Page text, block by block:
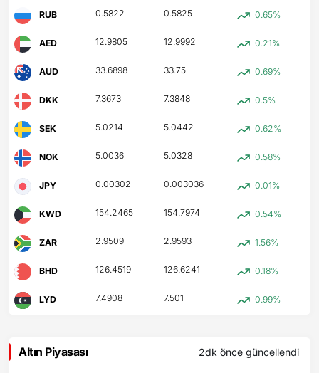
RUB 0.5822 0.5825 0.65%
AED 12.9805 12.9992 0.21%
AUD 33.6898 33.75 0.69%
DKK 7.3673 7.3848 0.5%
SEK 5.0214 5.0442 0.62%
NOK 5.0036 5.0328 0.58%
JPY 0.00302 0.003036 0.01%
KWD 154.2465 154.7974 0.54%
ZAR 2.9509 2.9593 1.56%
BHD 126.4519 126.6241 0.18%
LYD 7.4908 7.501 0.99%
Altın Piyasası 2dk önce güncellendi